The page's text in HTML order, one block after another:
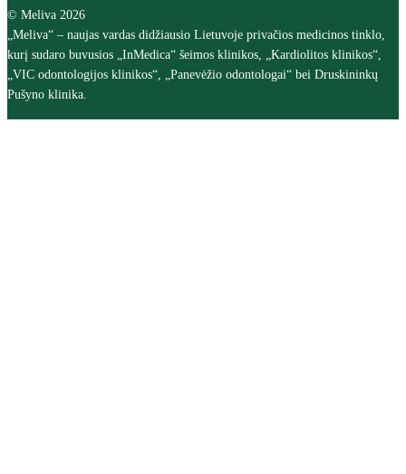
© Meliva 2026
„Meliva“ – naujas vardas didžiausio Lietuvoje privačios medicinos tinklo,
kurį sudaro buvusios „InMedica“ šeimos klinikos, „Kardiolitos klinikos“,
„VIC odontologijos klinikos“, „Panevėžio odontologai“ bei Druskininkų
Pušyno klinika.